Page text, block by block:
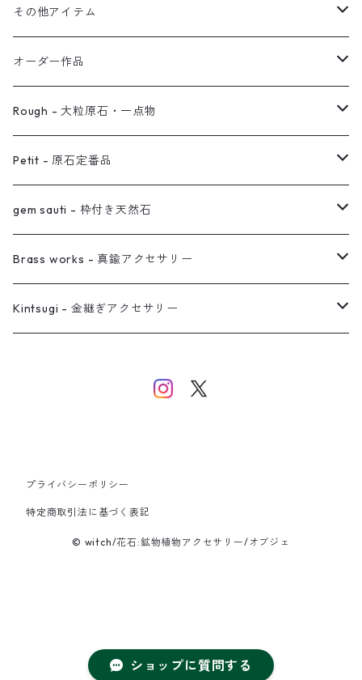
ショップに質問する
イヤーカフ
2連イヤーカフ
イヤリング対応
ノンホールピアス
オーダー用ページ
真鍮イヤーカフ
ブレスレット
バングル
その他アイテム
ブローチ
ヘアアクセサリー
オーダー作品
リング
ネックレス
ピアス
イヤーカフ
バングル
Rough - 大粒原石・一点物
ピアス
リング
ネックレス
イヤーカフ
Petit - 原石定番品
ピアス
リング
ネックレス
gem sauti - 枠付き天然石
ピアス
ネックレス
Brass works - 真鍮アクセサリー
リング
バングル
Kintsugi - 金継ぎアクセサリー
プライバシーポリシー
特定商取引法に基づく表記
© witch/花石:鉱物植物アクセサリー/オブジェ